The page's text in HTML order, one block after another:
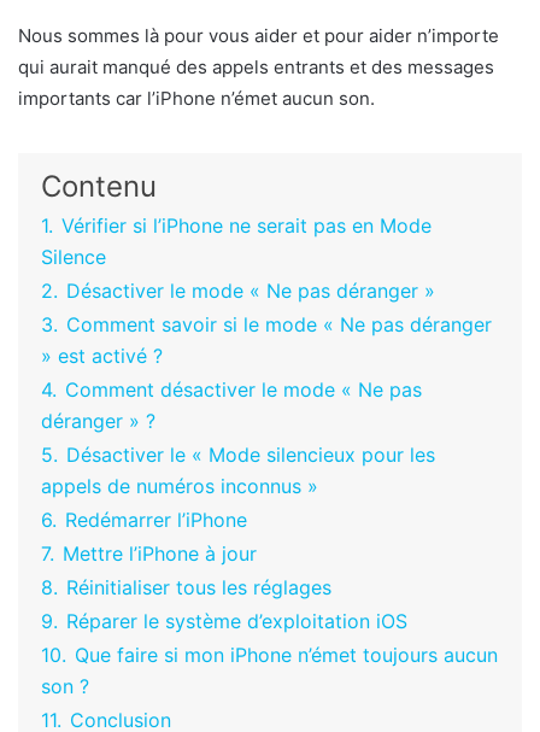
Nous sommes là pour vous aider et pour aider n’importe
qui aurait manqué des appels entrants et des messages
importants car l’iPhone n’émet aucun son.
Contenu
1. Vérifier si l’iPhone ne serait pas en Mode
Silence
2. Désactiver le mode « Ne pas déranger »
3. Comment savoir si le mode « Ne pas déranger
» est activé ?
4. Comment désactiver le mode « Ne pas
déranger » ?
5. Désactiver le « Mode silencieux pour les
appels de numéros inconnus »
6. Redémarrer l’iPhone
7. Mettre l’iPhone à jour
8. Réinitialiser tous les réglages
9. Réparer le système d’exploitation iOS
10. Que faire si mon iPhone n’émet toujours aucun
son ?
11. Conclusion